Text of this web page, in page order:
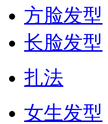
方脸发型
长脸发型
扎法
女生发型